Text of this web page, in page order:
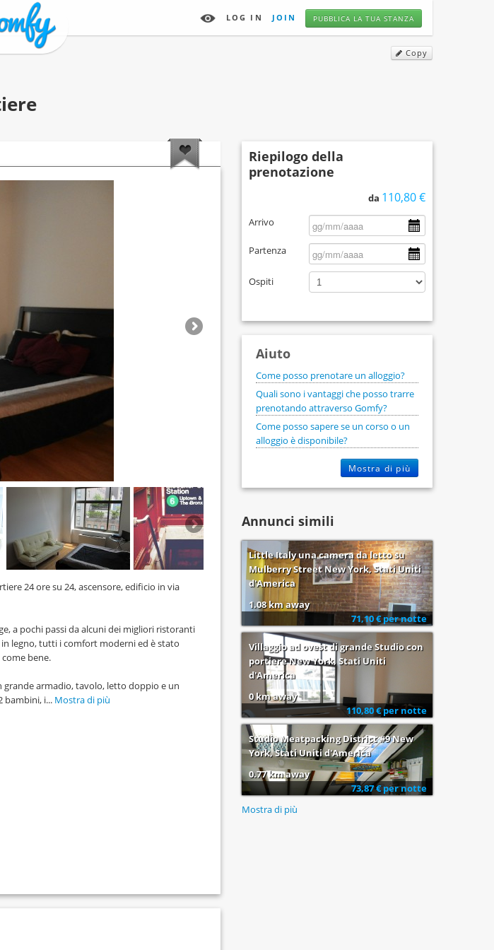
LOG IN JOIN PUBBLICA LA TUA STANZA
Copy
24 ore su 24, ascensore, edificio in via
a pochi passi da alcuni dei migliori ristoranti
legno, tutti i comfort moderni ed è stato
bene.
grande armadio, tavolo, letto doppio e un
bambini, i... Mostra di più
Riepilogo della
prenotazione
da 110,80 €
Arrivo
Partenza
Ospiti
Aiuto
Come posso prenotare un alloggio?
Quali sono i vantaggi che posso trarre
prenotando attraverso Gomfy?
Come posso sapere se un corso o un
alloggio è disponibile?
Mostra di più
Annunci simili
Little Italy una camera da letto su
Mulberry Street New York, Stati Uniti
d'America
1.08 km away
71,10 € per notte
Villaggio ad ovest di grande Studio con
portiere New York, Stati Uniti
d'America
0 km away
110,80 € per notte
Studio Meatpacking District #9 New
York, Stati Uniti d'America
0.77 km away
73,87 € per notte
Mostra di più